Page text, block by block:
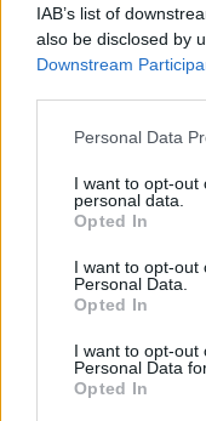
IAB’s list of
also be disclosed by
Downstream
Personal Data
I want to opt-out
personal data.
Opted In
I want to opt-out
Personal Data.
Opted In
I want to opt-out
Personal Data
Opted In